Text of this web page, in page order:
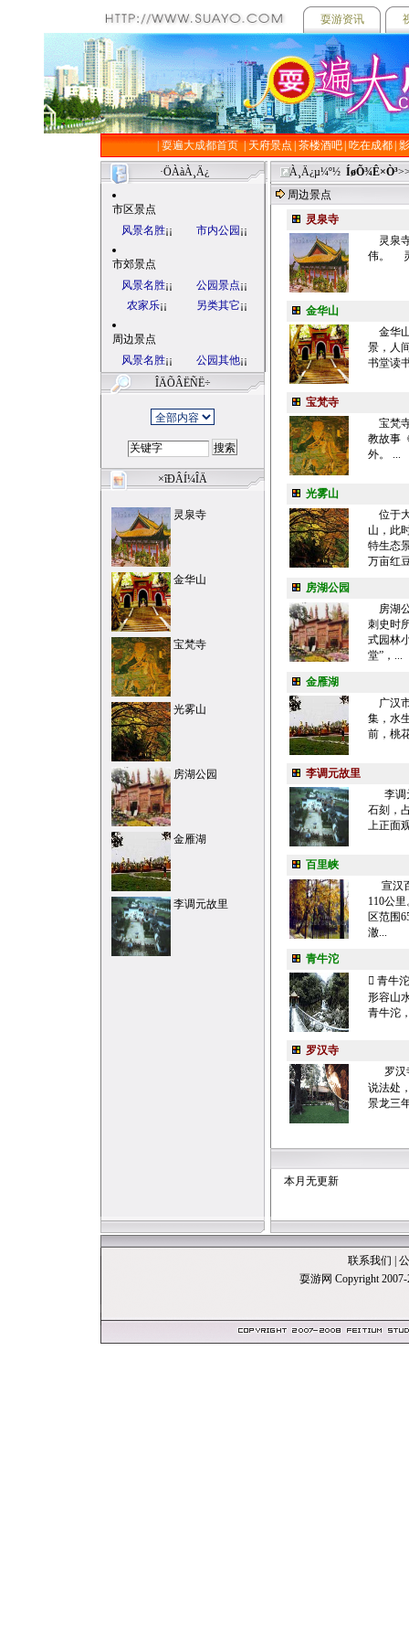
耍游资讯
耍遍大成都首页 | 天府景点 | 茶楼酒吧 | 吃在成都 |
·ÖÀàÀ¸Ä¿
市区景点
风景名胜¡¡ 市内公园 ¡¡
市郊景点
风景名胜¡¡ 公园景点¡¡
农家乐¡¡ 另类其它¡¡
周边景点
风景名胜¡¡ 公园其他¡¡
ÎÄÕÂËÑË÷
×îÐÂÍ¼ÎÄ
灵泉寺
金华山
宝梵寺
光雾山
房湖公园
金雁湖
李调元故里
À¸Ä¿µ¼º½ ÍøÕ¾Ê×Ò³
周边景点
灵泉寺
灵泉
伟。 灵
金华山
金华
景，人
书堂读
宝梵寺
宝梵
教故事
外。 ...
光雾山
位于
山，此
特生态
万亩红
房湖公园
房湖
刺史时
式园林
堂”，...
金雁湖
广汉
集，水
前，桃
李调元故里
李调
石刻，
上正面
百里峡
宣汉
110公
区范围
澈...
青牛沱
 青牛
形容山
青牛沱
罗汉寺
罗汉
说法处
景龙三
本月无更新
联系我们
耍游网 Copyright